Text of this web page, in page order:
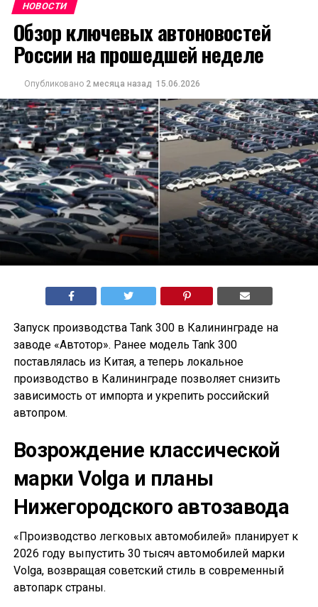
НОВОСТИ
Обзор ключевых автоновостей
России на прошедшей неделе
Опубликовано 2 месяца назад 15.06.2026
Запуск производства Tank 300 в Калининграде на
заводе «Автотор». Ранее модель Tank 300
поставлялась из Китая, а теперь локальное
производство в Калининграде позволяет снизить
зависимость от импорта и укрепить российский
автопром.
Возрождение классической
марки Volga и планы
Нижегородского автозавода
«Производство легковых автомобилей» планирует к
2026 году выпустить 30 тысяч автомобилей марки
Volga, возвращая советский стиль в современный
автопарк страны.